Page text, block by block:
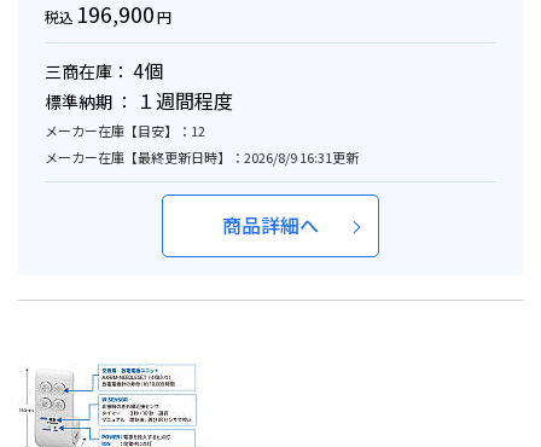
税込 196,900円
三商在庫： 4個
標準納期 ： １週間程度
メーカー在庫【目安】：12
メーカー在庫【最終更新日時】：2026/8/9 16:31更新
商品詳細へ